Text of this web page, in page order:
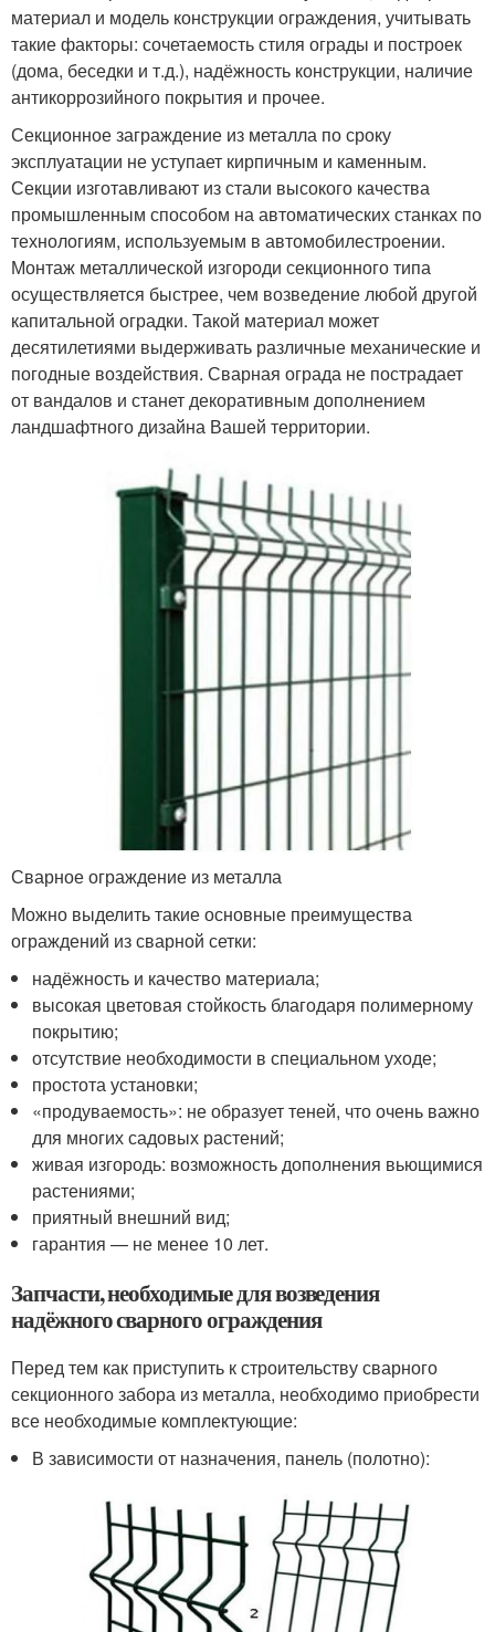
материал и модель конструкции ограждения, учитывать
такие факторы: сочетаемость стиля ограды и построек
(дома, беседки и т.д.), надёжность конструкции, наличие
антикоррозийного покрытия и прочее.
Секционное заграждение из металла по сроку
эксплуатации не уступает кирпичным и каменным.
Секции изготавливают из стали высокого качества
промышленным способом на автоматических станках по
технологиям, используемым в автомобилестроении.
Монтаж металлической изгороди секционного типа
осуществляется быстрее, чем возведение любой другой
капитальной оградки. Такой материал может
десятилетиями выдерживать различные механические и
погодные воздействия. Сварная ограда не пострадает
от вандалов и станет декоративным дополнением
ландшафтного дизайна Вашей территории.
Сварное ограждение из металла
Можно выделить такие основные преимущества
ограждений из сварной сетки:
надёжность и качество материала;
высокая цветовая стойкость благодаря полимерному
покрытию;
отсутствие необходимости в специальном уходе;
простота установки;
«продуваемость»: не образует теней, что очень важно
для многих садовых растений;
живая изгородь: возможность дополнения вьющимися
растениями;
приятный внешний вид;
гарантия — не менее 10 лет.
Запчасти, необходимые для возведения
надёжного сварного ограждения
Перед тем как приступить к строительству сварного
секционного забора из металла, необходимо приобрести
все необходимые комплектующие:
В зависимости от назначения, панель (полотно):